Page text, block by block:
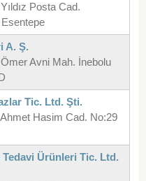
Posta Cad.
A. Ş.
Avni Mah. İnebolu
Tic. Ltd. Şti.
Hasim Cad. No:29
Tedavi Ürünleri Tic. Ltd.